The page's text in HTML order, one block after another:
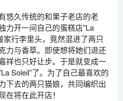
悠久传统的和果子老店的老
力开一间自己的蛋糕店”La
家行李里头，竟然混进了两只
力与香草。即使想将她们退还
祥也只好让步。于是就变成一
Soleil”了。为了自己最喜欢的
下去的两只猫娘，共同编织出
将在此开店！